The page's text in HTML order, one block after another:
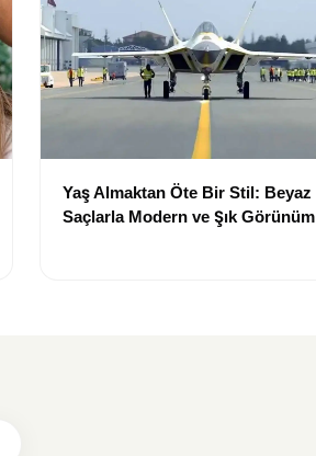
Yaş Almaktan Öte Bir Stil: Beyaz
Saçlarla Modern ve Şık Görünüm